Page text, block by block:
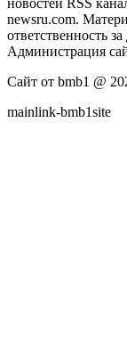
newsru.com.
ответственность
Администрация
Сайт от bmb1 @
mainlink-bmb1site